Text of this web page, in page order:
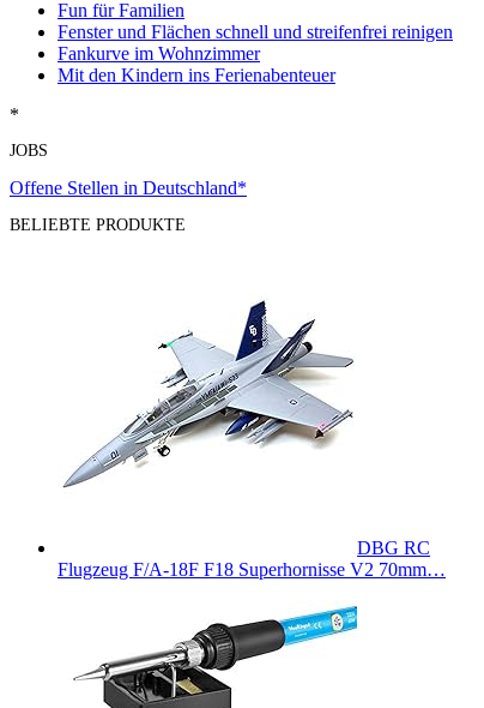
Fun für Familien
Fenster und Flächen schnell und streifenfrei reinigen
Fankurve im Wohnzimmer
Mit den Kindern ins Ferienabenteuer
*
JOBS
Offene Stellen in Deutschland*
BELIEBTE PRODUKTE
DBG RC
Flugzeug F/A-18F F18 Superhornisse V2 70mm…